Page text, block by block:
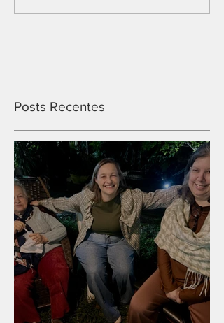
Posts Recentes